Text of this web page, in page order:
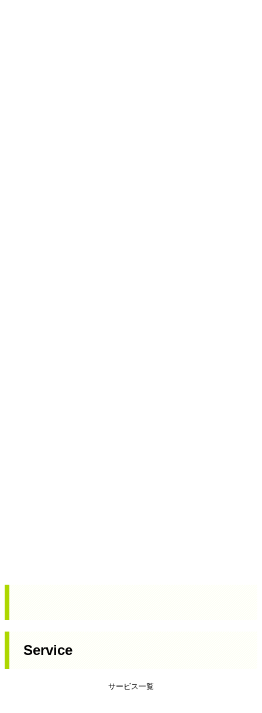
Service
サービス一覧